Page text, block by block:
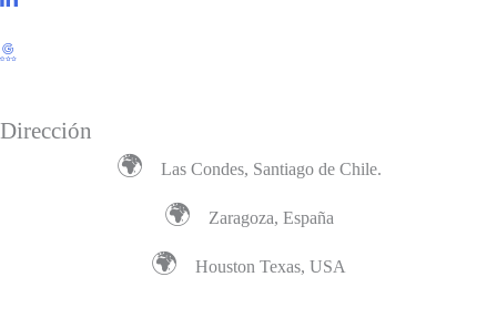
Dirección
🌍 Las Condes, Santiago de Chile.
🌍 Zaragoza, España
🌍 Houston Texas, USA